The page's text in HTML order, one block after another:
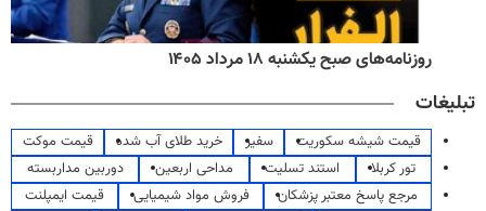
روزنامه‌های صبح یکشنبه ۱۸ مرداد ۱۴۰۵
تبلیغات
قیمت شیشه سکوریت سفیر خرید طلای آب شده
قیمت موکت
تور کربلا
استند تسلیت مداحی اربعین
دوربین مداربسته
مرجع پاسخ معتبر پزشکان
فروش مواد شیمیایی
قیمت ایمپلنت